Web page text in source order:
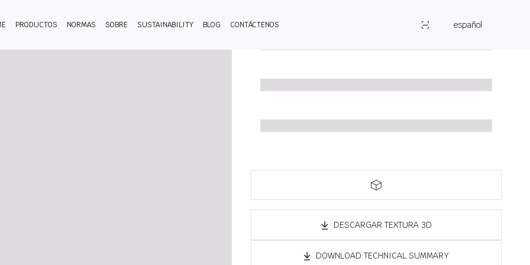
PRODUCTOS NORMAS SOBRE SUSTAINABILITY BLOG CONTÁCTENOS español
DESCARGAR TEXTURA 3D
DOWNLOAD TECHNICAL SUMMARY